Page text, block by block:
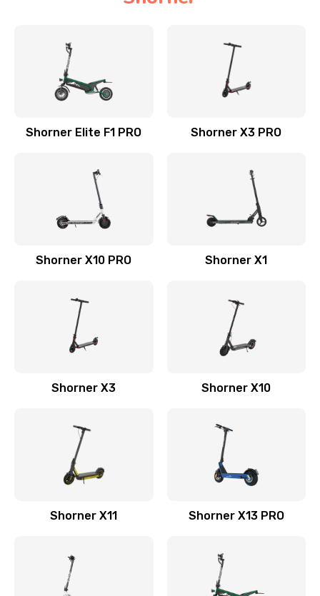
Shorner Elite F1 PRO Shorner X3 PRO
Shorner X10 PRO Shorner X1
Shorner X3 Shorner X10
Shorner X11 Shorner X13 PRO